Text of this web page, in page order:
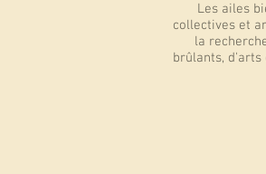
Les ailes
collectives et
la
brûlants,